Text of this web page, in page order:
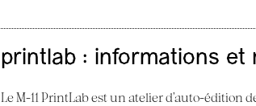
printlab : informations et
Le M-11 PrintLab est un atelier d’auto-édition